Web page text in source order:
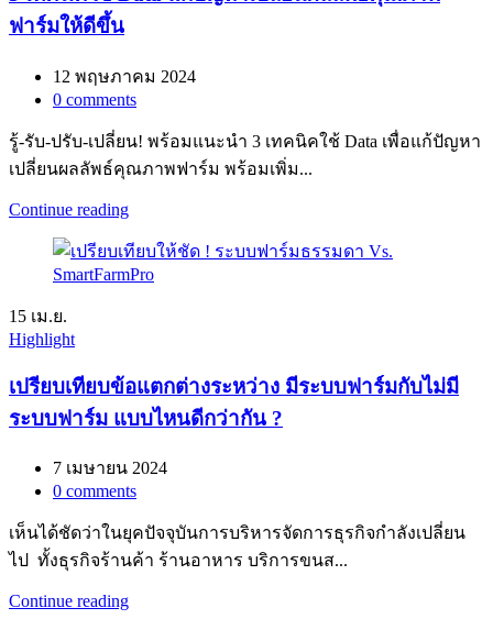
ฟาร์มให้ดีขึ้น
12 พฤษภาคม 2024
0 comments
รู้-รับ-ปรับ-เปลี่ยน! พร้อมแนะนำ 3 เทคนิคใช้ Data เพื่อแก้ปัญหา
เปลี่ยนผลลัพธ์คุณภาพฟาร์ม พร้อมเพิ่ม...
Continue reading
15 เม.ย.
Highlight
เปรียบเทียบข้อแตกต่างระหว่าง มีระบบฟาร์มกับไม่มี
ระบบฟาร์ม แบบไหนดีกว่ากัน ?
7 เมษายน 2024
0 comments
เห็นได้ชัดว่าในยุคปัจจุบันการบริหารจัดการธุรกิจกำลังเปลี่ยน
ไป ทั้งธุรกิจร้านค้า ร้านอาหาร บริการขนส...
Continue reading